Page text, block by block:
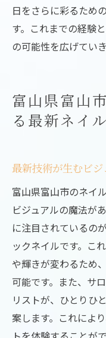
日をさらに彩るため
す。これまでの経験
の可能性を広げていき
富山県富山
る最新ネイ
最新技術が生むビ
富山県富山市のネイ
ビジュアルの魔法が
に注目されているの
ックネイルです。こ
や輝きが変わるため
可能です。また、サ
リストが、ひとりひ
案します。これによ